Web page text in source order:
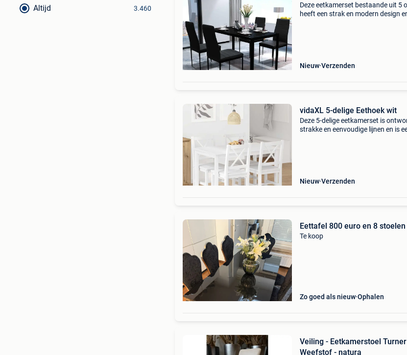
Altijd 3.460
Deze eetkamerset bestaande uit 5
heeft een strak en modern design
Nieuw Verzenden
vidaXL 5-delige Eethoek wit
Deze 5-delige eetkamerset is
strakke en eenvoudige lijnen en is
Nieuw Verzenden
Eettafel 800 euro en 8
Te koop
Zo goed als nieuw Ophalen
Veiling - Eetkamerstoel
Weefstof - natura